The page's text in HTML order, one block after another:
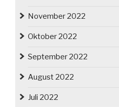
November 2022
Oktober 2022
September 2022
August 2022
Juli 2022